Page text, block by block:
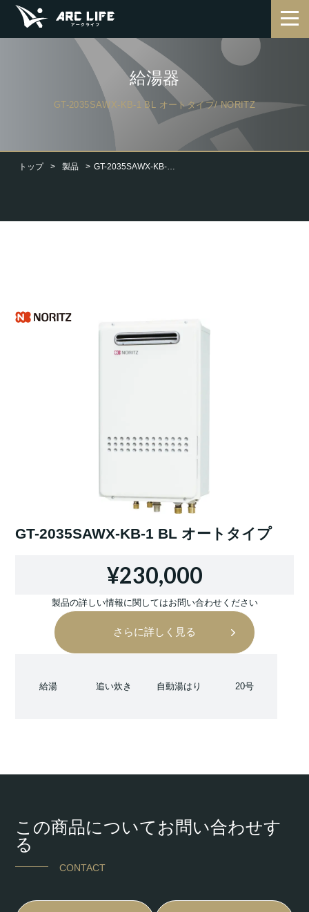
トップ 製品 GT-2035SAWX-KB-1 BL オートタイプ
給湯器
GT-2035SAWX-KB-1 BL オートタイプ/ NORITZ
GT-2035SAWX-KB-1 BL オートタイプ
¥230,000
製品の詳しい情報に関してはお問い合わせください
さらに詳しく見る
給湯 追い炊き 自動湯はり 20号
この商品についてお問い合わせす
る
CONTACT